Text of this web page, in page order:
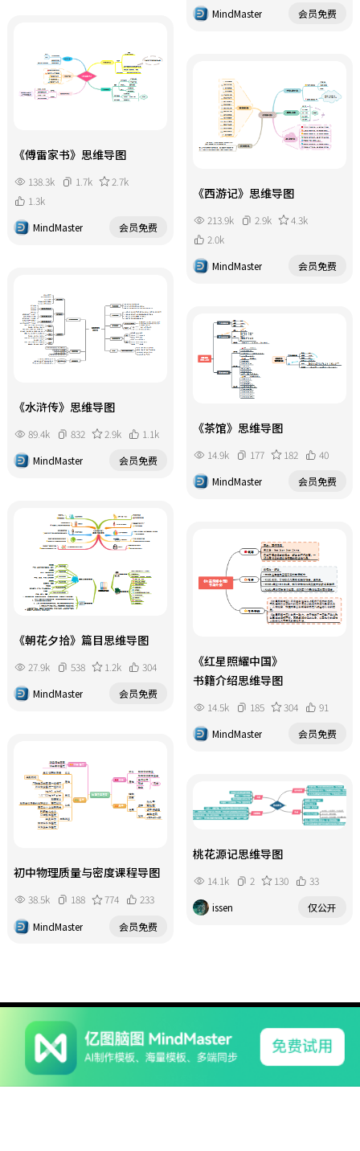
MindMaster
会员免费
《傅雷家书》思维导图
138.3k 1.7k
2.7k
1.3k
MindMaster
会员免费
《西游记》思维导图
213.9k 2.9k
4.3k
2.0k
MindMaster
会员免费
《水浒传》思维导图
89.4k 832 2.9k
1.1k
MindMaster
会员免费
《茶馆》思维导图
14.9k 177 182
40
MindMaster
会员免费
《朝花夕拾》篇目思维导图
27.9k 538 1.2k
304
MindMaster
会员免费
《红星照耀中国》
书籍介绍思维导图
14.5k 185 304
91
MindMaster
会员免费
初中物理质量与密度课程导图
38.5k 188 774
233
MindMaster
会员免费
桃花源记思维导图
14.1k 2 130
33
issen
仅公开